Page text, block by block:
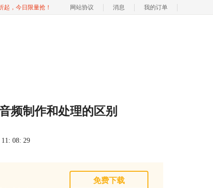
起，今日限量抢！ 网站协议 消息 我的订单
频制作和处理的区别
08: 29
免费下载